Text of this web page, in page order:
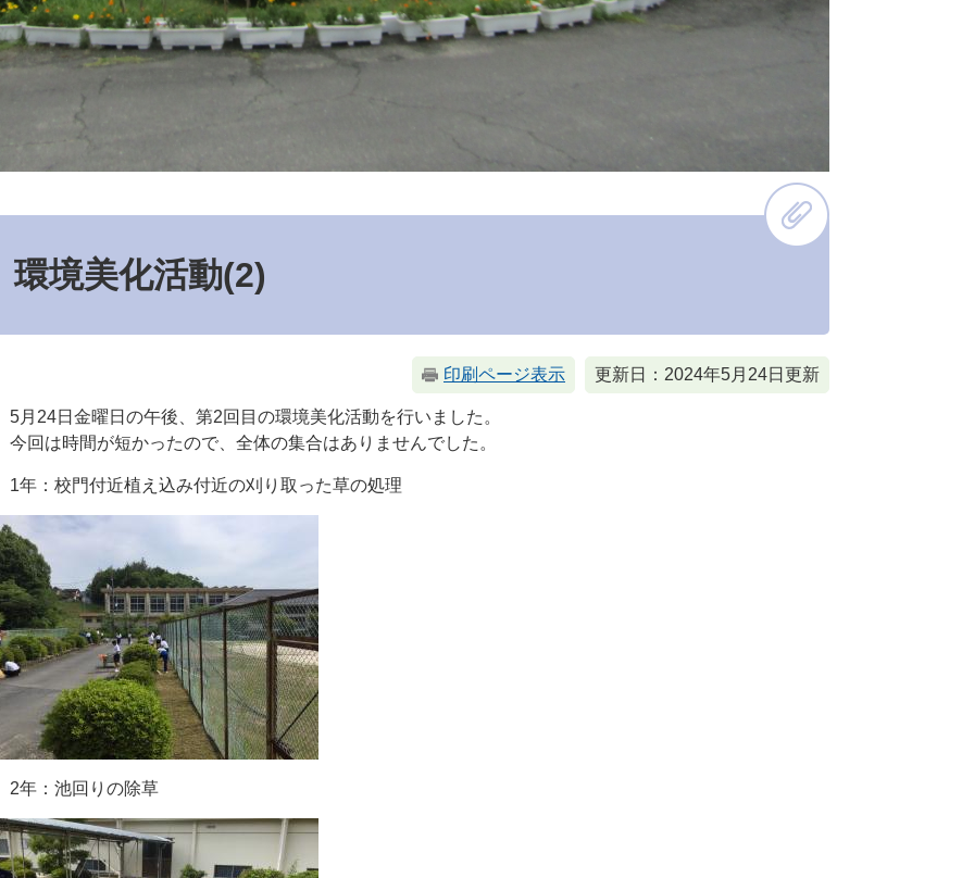
環境美化活動(2)
印刷ページ表示 更新日：2024年5月24日更新
5月24日金曜日の午後、第2回目の環境美化活動を行いました。
今回は時間が短かったので、全体の集合はありませんでした。
1年：校門付近植え込み付近の刈り取った草の処理
2年：池回りの除草